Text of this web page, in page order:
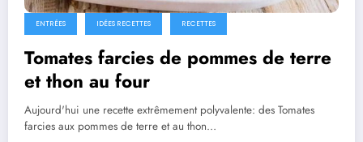
ENTRÉES IDÉES RECETTES RECETTES
Tomates farcies de pommes de terre
et thon au four
Aujourd'hui une recette extrêmement polyvalente: des Tomates
farcies aux pommes de terre et au thon…